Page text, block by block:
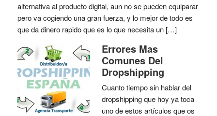
alternativa al producto digital, aun no se pueden equiparar
pero va cogiendo una gran fuerza, y lo mejor de todo es
que da dinero rapido que es lo que necesita un […]
Errores Mas
Comunes Del
Dropshipping
Cuanto tiempo sin hablar del
dropshipping que hoy ya toca
uno de estos artículos que os